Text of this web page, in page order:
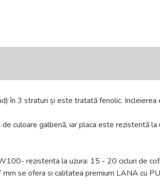
în 3 straturi și este tratată fenolic.
culoare galbenă, iar placa este rezistentă la
rezistenta la uzura: 15 - 20 cicluri de
se ofera si calitatea premium LANA cu